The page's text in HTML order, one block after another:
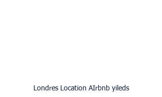
Londres Location AIrbnb yileds